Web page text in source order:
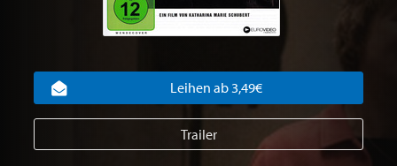
Leihen ab 3,49€
Trailer